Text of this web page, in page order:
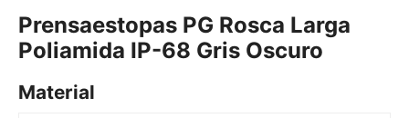
Prensaestopas PG Rosca Larga
Poliamida IP-68 Gris Oscuro
Material